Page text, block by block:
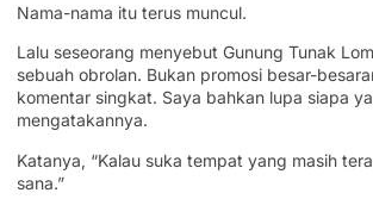
Nama-nama itu terus muncul.
Lalu seseorang menyebut Gunung Tunak
sebuah obrolan. Bukan promosi besar-
komentar singkat. Saya bahkan lupa siapa
mengatakannya.
Katanya, “Kalau suka tempat yang masih
sana.”